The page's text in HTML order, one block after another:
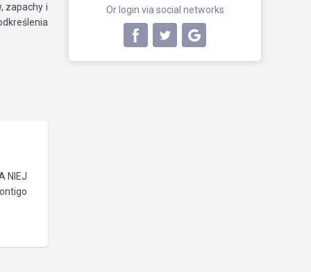
Or login via social networks
zapachy i
NIEJ